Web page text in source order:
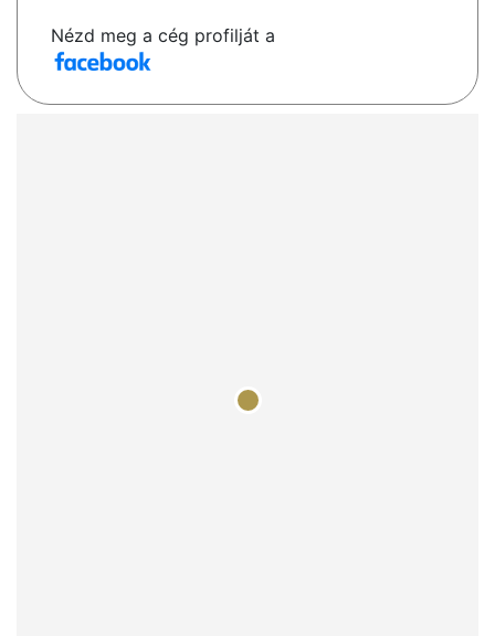
Nézd meg a cég profilját a